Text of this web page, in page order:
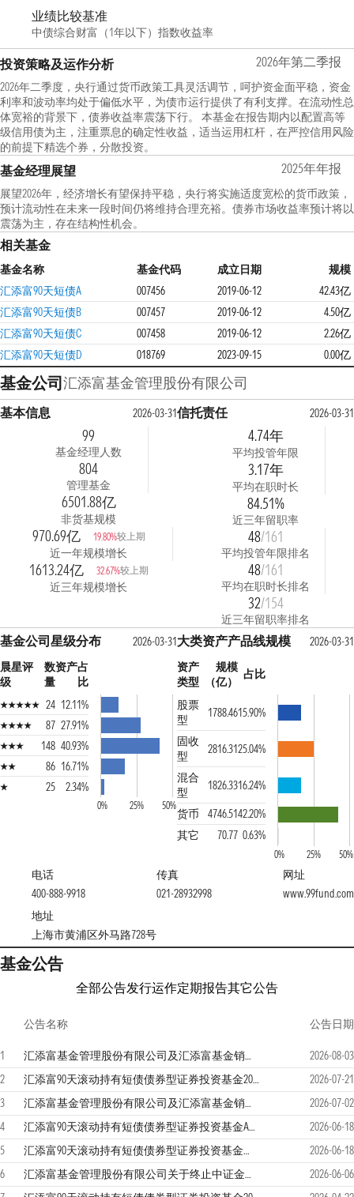
业绩比较基准
中债综合财富（1年以下）指数收益率
投资策略及运作分析 2026年第二季报
2026年二季度，央行通过货币政策工具灵活调节，呵护资金面平稳，资金
利率和波动率均处于偏低水平，为债市运行提供了有利支撑。在流动性总
体宽裕的背景下，债券收益率震荡下行。 本基金在报告期内以配置高等
级信用债为主，注重票息的确定性收益，适当运用杠杆，在严控信用风险
的前提下精选个券，分散投资。
基金经理展望 2025年年报
展望2026年，经济增长有望保持平稳，央行将实施适度宽松的货币政策，
预计流动性在未来一段时间仍将维持合理充裕。债券市场收益率预计将以
震荡为主，存在结构性机会。
相关基金
基金名称 基金代码 成立日期
规模
汇添富90天短债A
007456 2019-06-12
42.43亿
汇添富90天短债B
007457 2019-06-12
4.50亿
汇添富90天短债C
007458 2019-06-12
2.26亿
汇添富90天短债D
018769 2023-09-15 0.00亿
基金公司汇添富基金管理股份有限公司
基本信息 2026-03-31
99
基金经理人数
804
管理基金
6501.88亿
非货基规模
970.69亿 19.80%较上期
近一年规模增长
1613.24亿 32.67%较上期
近三年规模增长
信托责任 2026-03-31
4.74年
平均投管年限
3.17年
平均在职时长
84.51%
近三年留职率
48/161
平均投管年限排名
48/161
平均在职时长排名
32/154
近三年留职率排名
基金公司星级分布
2026-03-31
晨星评
级
数
量
资产占
比
24 12.11%
87 27.91%
148 40.93%
86 16.71%
25
2.34%
0% 25% 50%
大类资产产品线规模
2026-03-31
资产
类型
规模
（亿）
占比
股票
型
1788.4615.90%
固收
型
2816.3125.04%
混合
型
1826.3316.24%
货币
4746.5142.20%
其它
70.77 0.63%
0% 25% 50%
电话
400-888-9918
传真
021-28932998
网址
www.99fund.com
地址
上海市黄浦区外马路728号
基金公告
全部公告发行运作定期报告其它公告
公告名称 公告日期
1 汇添富基金管理股份有限公司及汇添富基金销售（上海）有限公司关于零售直销业务迁移安排的联合提示性公告
2026-08-03
2
汇添富90天滚动持有短债债券型证券投资基金2026年第2季度报告
2026-07-21
3
汇添富基金管理股份有限公司及汇添富基金销售（上海）有限公司关于零售直销业务迁移安排的联合提示性公告
2026-07-02
4
汇添富90天滚动持有短债债券型证券投资基金A类份额更新基金产品资料概要(2026年06月18日更新)
2026-06-18
5
汇添富90天滚动持有短债债券型证券投资基金更新招募说明书（2026年6月18日更新）
2026-06-18
6
汇添富基金管理股份有限公司关于终止中证金牛（北京）基金销售有限公司办理本公司旗下基金销售业务的公告
2026-06-06